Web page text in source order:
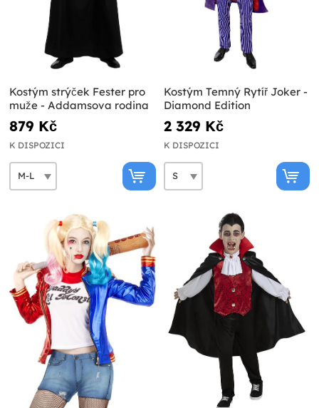
Kostým strýček Fester pro
muže - Addamsova rodina
879 Kč
K DISPOZICI
Kostým Temný Rytíř Joker -
Diamond Edition
2 329 Kč
K DISPOZICI